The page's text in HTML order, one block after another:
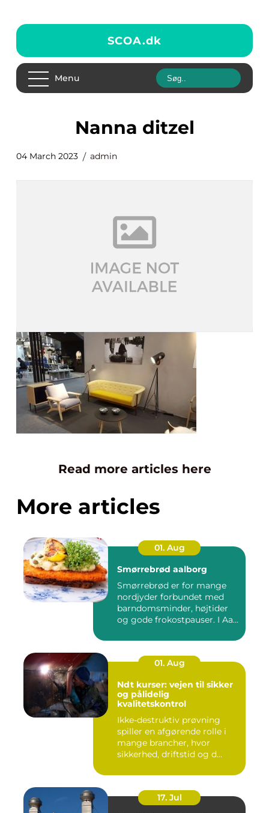
SCOA.dk
Menu
nanna ditzel
04 March 2023 admin
Read more articles here
More articles
01. Aug
Smørrebrød aalborg
Smørrebrød er for mange
nordjyder forbundet med
barndomsminder, højtider
og gode frokostpauser. I Aa...
01. Aug
Ndt kurser: vejen til sikker
og pålidelig
kvalitetskontrol
Ikke-destruktiv prøvning
spiller en afgørende rolle i
mange brancher, hvor
sikkerhed, driftstid og d...
17. Jul